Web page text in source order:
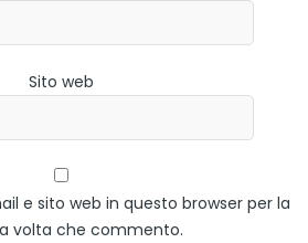
Sito web
e sito web in questo browser per la
volta che commento.